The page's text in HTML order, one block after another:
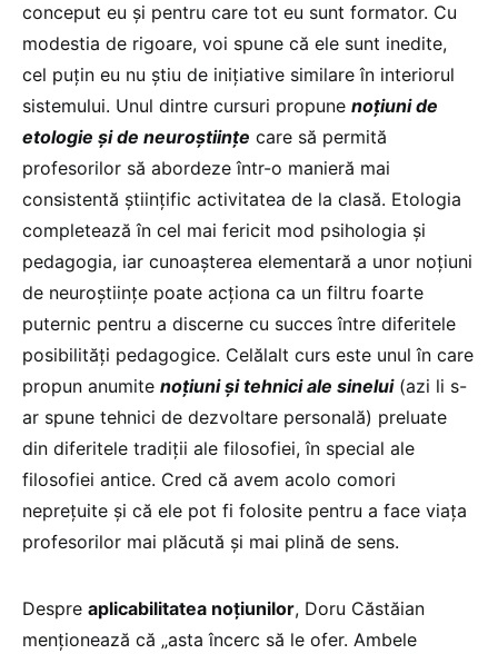
conceput eu și pentru care tot eu sunt formator. Cu
modestia de rigoare, voi spune că ele sunt inedite,
cel puțin eu nu știu de inițiative similare în interiorul
sistemului. Unul dintre cursuri propune noțiuni de
etologie și de neuroștiințe care să permită
profesorilor să abordeze într-o manieră mai
consistentă științific activitatea de la clasă. Etologia
completează în cel mai fericit mod psihologia și
pedagogia, iar cunoașterea elementară a unor noțiuni
de neuroștiințe poate acționa ca un filtru foarte
puternic pentru a discerne cu succes între diferitele
posibilități pedagogice. Celălalt curs este unul în care
propun anumite noțiuni și tehnici ale sinelui(azi li s-
ar spune tehnici de dezvoltare personală) preluate
din diferitele tradiții ale filosofiei, în special ale
filosofiei antice. Cred că avem acolo comori
neprețuite și că ele pot fi folosite pentru a face viața
profesorilor mai plăcută și mai plină de sens.
Despre aplicabilitatea noțiunilor, Doru Căstăian
menționează că „asta încerc să le ofer. Ambele